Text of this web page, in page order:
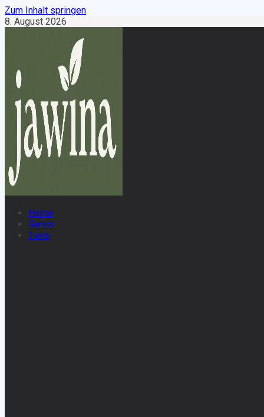
Zum Inhalt springen
8. August 2026
Home
Garten
Tiere